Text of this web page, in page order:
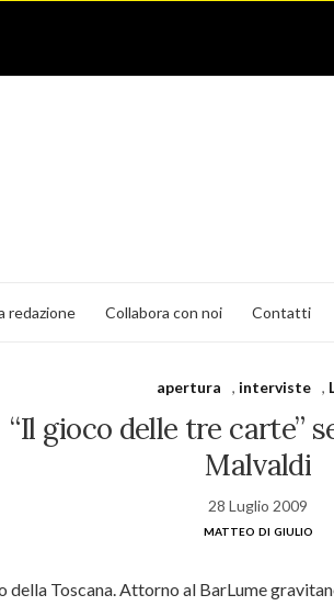
redazione Collabora con noi Contatti
apertura , interviste ,
“Il gioco delle tre carte”
Malvaldi
28 Luglio 2009
matteo di giulio
della Toscana. Attorno al BarLume